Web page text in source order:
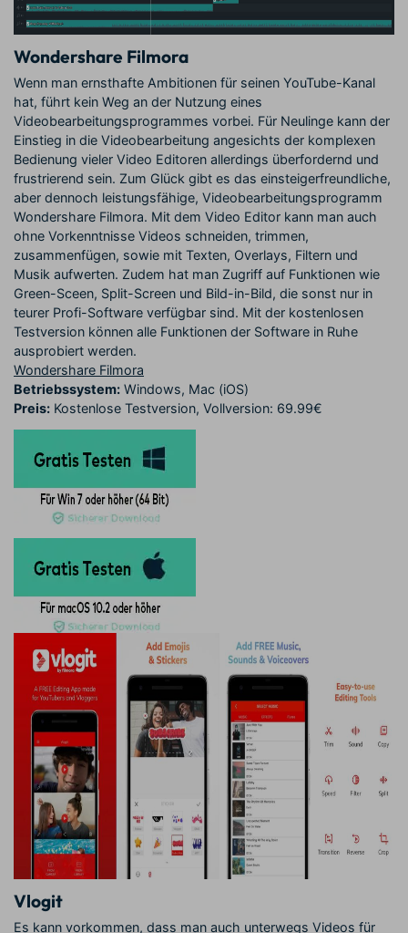
Wondershare Filmora
Wenn man ernsthafte Ambitionen für seinen YouTube-Kanal
hat, führt kein Weg an der Nutzung eines
Videobearbeitungsprogrammes vorbei. Für Neulinge kann der
Einstieg in die Videobearbeitung angesichts der komplexen
Bedienung vieler Video Editoren allerdings überfordernd und
frustrierend sein. Zum Glück gibt es das einsteigerfreundliche,
aber dennoch leistungsfähige, Videobearbeitungsprogramm
Wondershare Filmora. Mit dem Video Editor kann man auch
ohne Vorkenntnisse Videos schneiden, trimmen,
zusammenfügen, sowie mit Texten, Overlays, Filtern und
Musik aufwerten. Zudem hat man Zugriff auf Funktionen wie
Green-Sceen, Split-Screen und Bild-in-Bild, die sonst nur in
teurer Profi-Software verfügbar sind. Mit der kostenlosen
Testversion können alle Funktionen der Software in Ruhe
ausprobiert werden.
Wondershare Filmora
Betriebssystem: Windows, Mac (iOS)
Preis: Kostenlose Testversion, Vollversion: 69.99€
Vlogit
Es kann vorkommen, dass man auch unterwegs Videos für